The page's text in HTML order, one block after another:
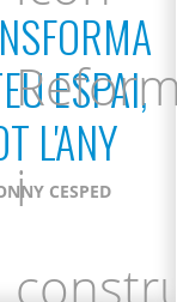
ESPAI,
L'ANY
CESPED